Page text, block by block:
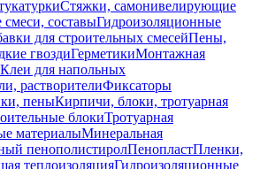
Стяжки, самонивелирующие
составыГидроизоляционные
для строительных смесейПены,
гвоздиГерметикиМонтажная
Клеи для напольных
растворителиФиксаторы
пеныКирпичи, блоки, тротуарная
блокиТротуарная
материалыМинеральная
пенополистиролПенопластПленки,
теплоизоляцияГидроизоляционные